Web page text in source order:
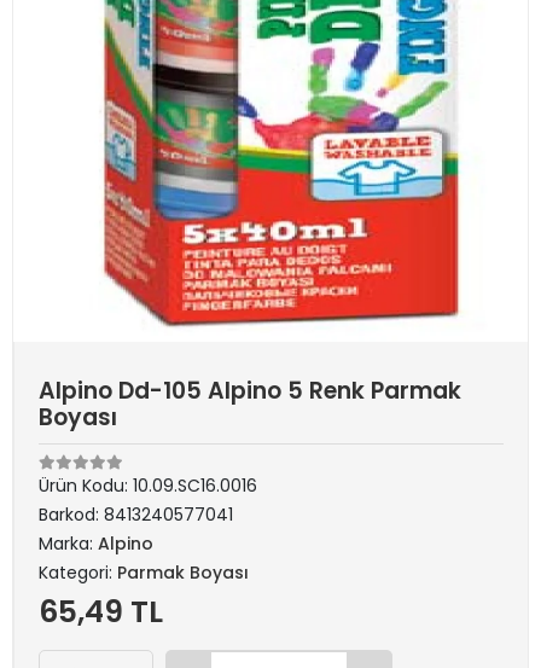
Alpino Dd-105 Alpino 5 Renk Parmak
Boyası
Ürün Kodu: 10.09.SC16.0016
Barkod: 8413240577041
Marka: Alpino
Kategori: Parmak Boyası
65,49 TL